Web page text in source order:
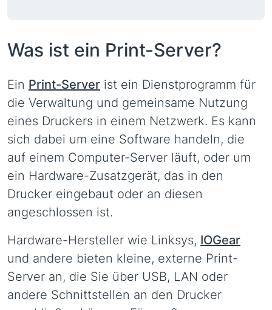
Was ist ein Print-Server?
Ein Print-Server ist ein Dienstprogramm für
die Verwaltung und gemeinsame Nutzung
eines Druckers in einem Netzwerk. Es kann
sich dabei um eine Software handeln, die
auf einem Computer-Server läuft, oder um
ein Hardware-Zusatzgerät, das in den
Drucker eingebaut oder an diesen
angeschlossen ist.
Hardware-Hersteller wie Linksys, IOGear
und andere bieten kleine, externe Print-
Server an, die Sie über USB, LAN oder
andere Schnittstellen an den Drucker